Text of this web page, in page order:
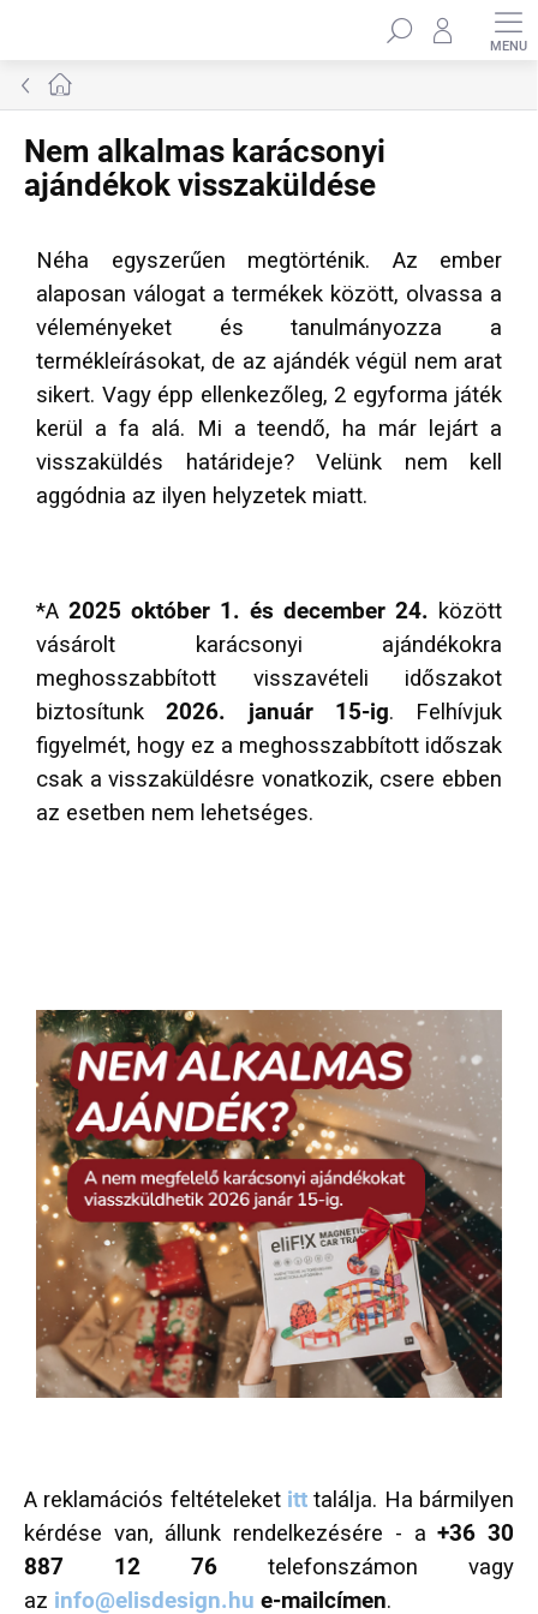
tartalomhoz
Keresés
Kezdőlap
Nem alkalmas karácsonyi
ajándékok visszaküldése
Néha egyszerűen megtörténik. Az ember
alaposan válogat a termékek között, olvassa a
véleményeket és tanulmányozza a
termékleírásokat, de az ajándék végül nem arat
sikert. Vagy épp ellenkezőleg, 2 egyforma játék
kerül a fa alá. Mi a teendő, ha már lejárt a
visszaküldés határideje? Velünk nem kell
aggódnia az ilyen helyzetek miatt.
*A 2025 október 1. és december 24. között
vásárolt karácsonyi ajándékokra
meghosszabbított visszavételi időszakot
biztosítunk2026. január 15-ig. Felhívjuk
figyelmét, hogy ez a meghosszabbított időszak
csak a visszaküldésre vonatkozik, csere ebben
az esetben nem lehetséges.
A reklamációs feltételeket itttalálja. Ha bármilyen
kérdése van, állunk rendelkezésére - a+36 30
887 12 76 telefonszámon vagy
az info@elisdesign.hu e-mailcímen.